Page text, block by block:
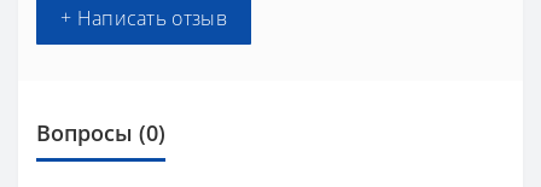
+ Написать отзыв
Вопросы (0)